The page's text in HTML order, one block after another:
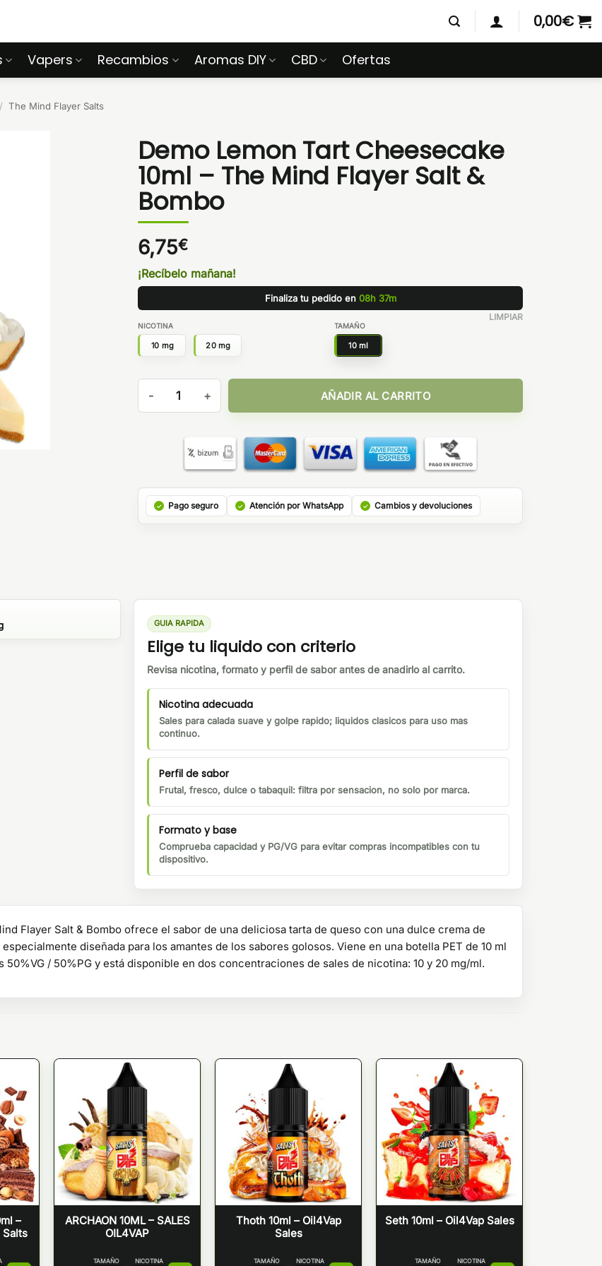
0,00€
Vapers Recambios Aromas DIY CBD Ofertas
/ The Mind Flayer Salts
Demo Lemon Tart Cheesecake
10ml – The Mind Flayer Salt &
Bombo
6,75€
¡Recíbelo mañana!
Finaliza tu pedido en 08h 37m
NICOTINA
10 mg 20 mg
TAMAÑO
10 ml
LIMPIAR
Demo Lemon Tart Cheesecake 10ml - The Mind Flayer Salt & Bombo cantidad
AÑADIR AL CARRITO
Pago seguro Atención por WhatsApp Cambios y devoluciones
GUIA RAPIDA
Elige tu liquido con criterio
Revisa nicotina, formato y perfil de sabor antes de anadirlo al carrito.
Nicotina adecuada
Sales para calada suave y golpe rapido; liquidos clasicos para uso mas
continuo.
Perfil de sabor
Frutal, fresco, dulce o tabaquil: filtra por sensacion, no solo por marca.
Formato y base
Comprueba capacidad y PG/VG para evitar compras incompatibles con tu
dispositivo.
Flayer Salt & Bombo ofrece el sabor de una deliciosa tarta de queso con una dulce crema de
diseñada para los amantes de los sabores golosos. Viene en una botella PET de 10 ml
/ 50%PG y está disponible en dos concentraciones de sales de nicotina: 10 y 20 mg/ml.
–
Salts
ARCHAON 10ML – SALES
OIL4VAP
TAMAÑO NICOTINA
Thoth 10ml – Oil4Vap
Sales
TAMAÑO NICOTINA
Seth 10ml – Oil4Vap Sales
TAMAÑO NICOTINA